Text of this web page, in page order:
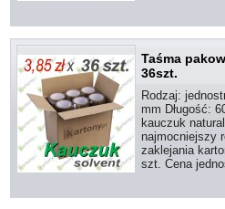
Taśma
36szt.
Rodzaj:
mm Długość:
kauczuk
najmocniejszy
zaklejania
szt. Cena